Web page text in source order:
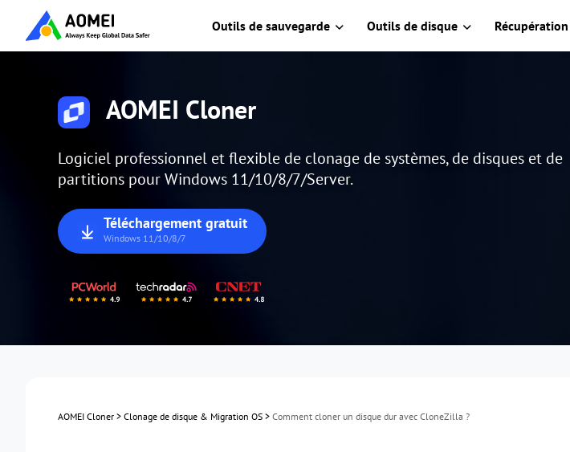
Outils de sauvegarde Outils de disque
AOMEI Cloner
Logiciel professionnel et flexible de clonage de systèmes, de disques et de
partitions pour Windows 11/10/8/7/Server.
Téléchargement gratuit
Windows 11/10/8/7
AOMEI Cloner > Clonage de disque & Migration OS > Comment cloner un disque dur avec CloneZilla ?